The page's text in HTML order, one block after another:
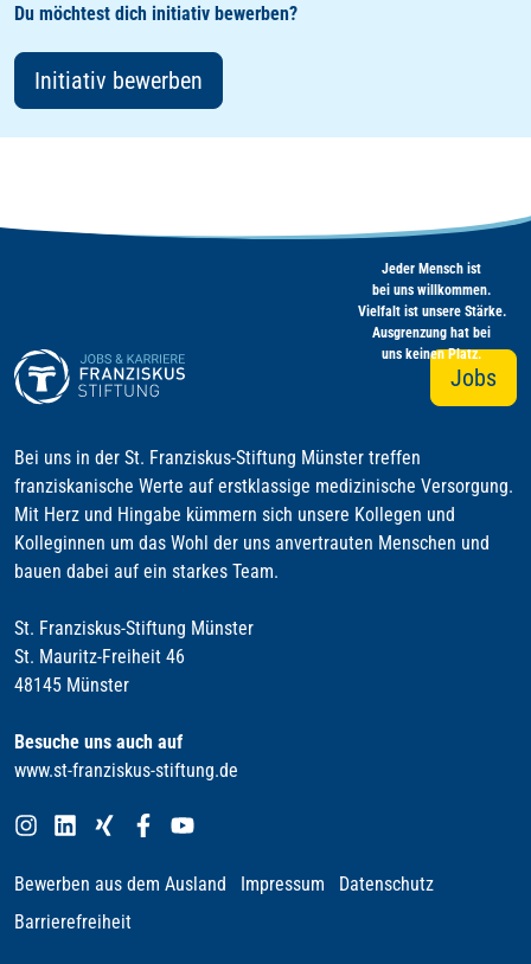
Du möchtest dich initiativ bewerben?
Initiativ bewerben
Jeder Mensch ist
bei uns willkommen.
Vielfalt ist unsere Stärke.
Ausgrenzung hat bei
uns keinen Platz.
Jobs
Bei uns in der St. Franziskus-Stiftung Münster treffen
franziskanische Werte auf erstklassige medizinische Versorgung.
Mit Herz und Hingabe kümmern sich unsere Kollegen und
Kolleginnen um das Wohl der uns anvertrauten Menschen und
bauen dabei auf ein starkes Team.
St. Franziskus-Stiftung Münster
St. Mauritz-Freiheit 46
48145 Münster
Besuche uns auch auf
www.st-franziskus-stiftung.de
Bewerben aus dem Ausland Impressum
Datenschutz
Barrierefreiheit